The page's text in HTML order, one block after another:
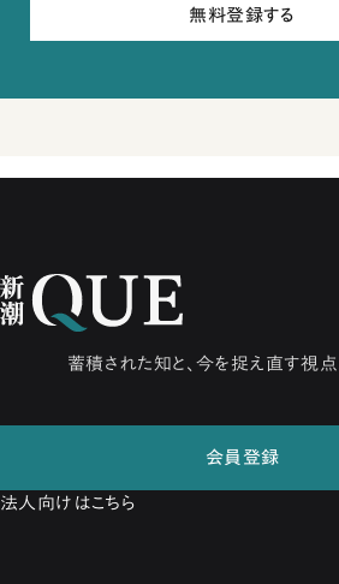
無料登録する
蓄積された知と、今を捉え直す視点
会員登録
法人向けはこちら